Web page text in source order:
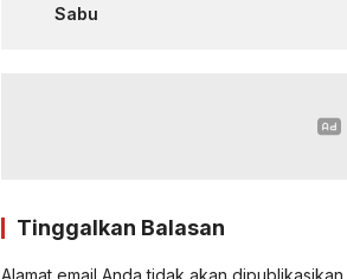
Sabu
Tinggalkan Balasan
Alamat email Anda tidak akan dipublikasikan.